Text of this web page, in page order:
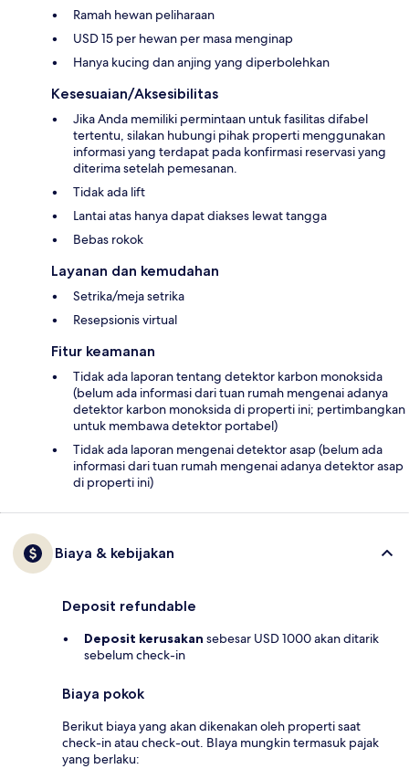
Ramah hewan peliharaan
USD 15 per hewan per masa menginap
Hanya kucing dan anjing yang diperbolehkan
Kesesuaian/Aksesibilitas
Jika Anda memiliki permintaan untuk fasilitas difabel
tertentu, silakan hubungi pihak properti menggunakan
informasi yang terdapat pada konfirmasi reservasi yang
diterima setelah pemesanan.
Tidak ada lift
Lantai atas hanya dapat diakses lewat tangga
Bebas rokok
Layanan dan kemudahan
Setrika/meja setrika
Resepsionis virtual
Fitur keamanan
Tidak ada laporan tentang detektor karbon monoksida
(belum ada informasi dari tuan rumah mengenai adanya
detektor karbon monoksida di properti ini; pertimbangkan
untuk membawa detektor portabel)
Tidak ada laporan mengenai detektor asap (belum ada
informasi dari tuan rumah mengenai adanya detektor asap
di properti ini)
Biaya & kebijakan
Deposit refundable
Deposit kerusakan sebesar USD 1000 akan ditarik
sebelum check-in
Biaya pokok
Berikut biaya yang akan dikenakan oleh properti saat
check-in atau check-out. BIaya mungkin termasuk pajak
yang berlaku: